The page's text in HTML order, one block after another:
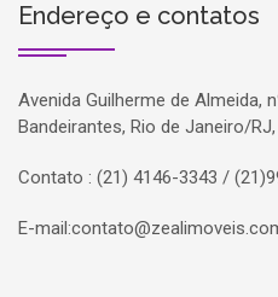
Endereço e contatos
Avenida Guilherme de Almeida,
Bandeirantes, Rio de Janeiro/
Contato : (21) 4146-3343 /
E-mail: